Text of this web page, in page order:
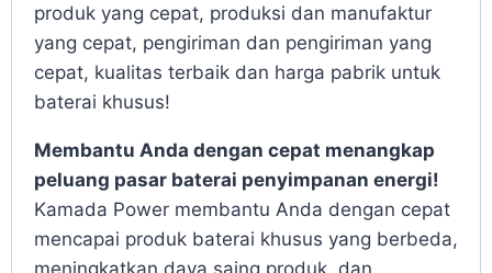
produk yang cepat, produksi dan manufaktur
yang cepat, pengiriman dan pengiriman yang
cepat, kualitas terbaik dan harga pabrik untuk
baterai khusus!
Membantu Anda dengan cepat menangkap
peluang pasar baterai penyimpanan energi!
Kamada Power membantu Anda dengan cepat
mencapai produk baterai khusus yang berbeda,
meningkatkan daya saing produk, dan